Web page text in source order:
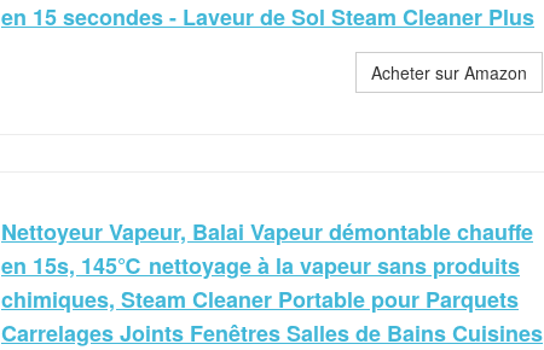
en 15 secondes - Laveur de Sol Steam Cleaner Plus
Acheter sur Amazon
Nettoyeur Vapeur, Balai Vapeur démontable chauffe
en 15s, 145℃ nettoyage à la vapeur sans produits
chimiques, Steam Cleaner Portable pour Parquets
Carrelages Joints Fenêtres Salles de Bains Cuisines